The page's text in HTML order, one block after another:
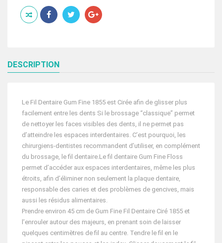
DENTAIRE
BUTLERWEAVE
MENTHOLÉ
DESCRIPTION
Le Fil Dentaire Gum Fine 1855 est Cirée afin de glisser plus
facilement entre les dents Si le brossage “classique” permet
de nettoyer les faces visibles des dents, il ne permet pas
d’atteindre les espaces interdentaires. C’est pourquoi, les
chirurgiens-dentistes recommandent d’utiliser, en complément
du brossage, le fil dentaire.Le fil dentaire Gum Fine Floss
permet d’accéder aux espaces interdentaires, même les plus
étroits, afin d’éliminer non seulement la plaque dentaire,
responsable des caries et des problèmes de gencives, mais
aussi les résidus alimentaires.
Prendre environ 45 cm de Gum Fine Fil Dentaire Ciré 1855 et
l’enrouler autour des majeurs, en prenant soin de laisser
quelques centimètres de fil au centre. Tendre le fil en le